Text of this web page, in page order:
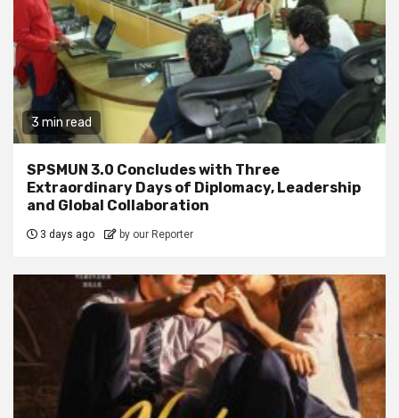
3 min read
SPSMUN 3.0 Concludes with Three
Extraordinary Days of Diplomacy, Leadership
and Global Collaboration
3 days ago by our Reporter